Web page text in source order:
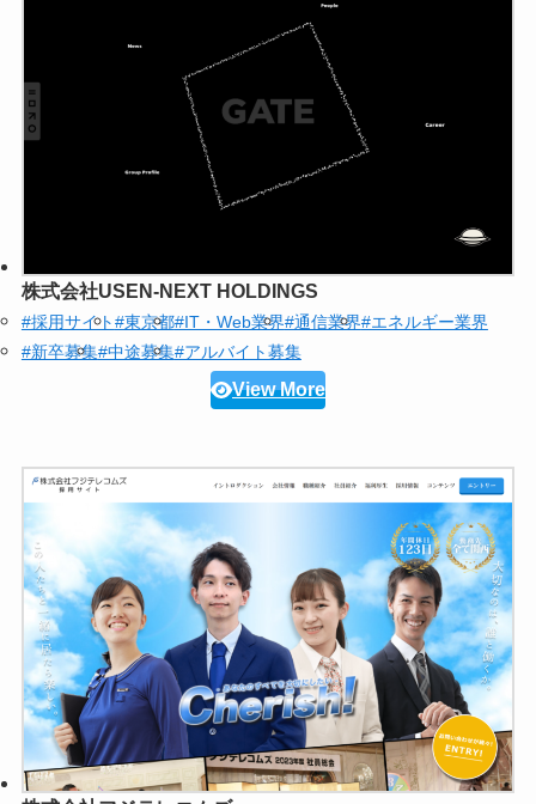
株式会社USEN-NEXT HOLDINGS
#採用サイト#東京都#IT・Web業界#通信業界#エネルギー業界
#新卒募集#中途募集#アルバイト募集
View More